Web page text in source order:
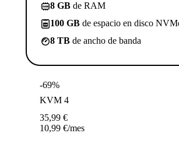
8 GB de RAM
100 GB de espacio en disco
8 TB de ancho de banda
-69%
KVM 4
35,99 €
10,99 €/mes